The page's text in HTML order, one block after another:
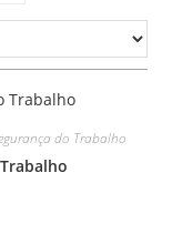
do Trabalho